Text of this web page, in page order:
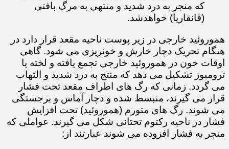
که منجر به درد شدید و منتهی به مرگ بافتی
(قانقاریا) خواهدشد.
هموروئید خارجی در زیر پوست ناحیه مقعد قرار دارد در
هنگام تحریک دچار خارش و خونریزی می شود. گاهی
اوقات خون در هموروئید خارجی تجمع یافته و لخته یا
ترومبوز تشکیل می دهد که منتج به درد شدید و التهاب
می گردد. زمانی که رگ های اطراف مقعد تحت فشار
قرار می گیرند، منبسط شده و دچار آماس و برجستگی
می شوند. رگ های متورم (هموروئید) تحت افزایش
فشار در ناحیه رکتوم تحتانی شکل می گیرند. عواملی که
منجر به فشار افزوده می شوند عبارتند از: